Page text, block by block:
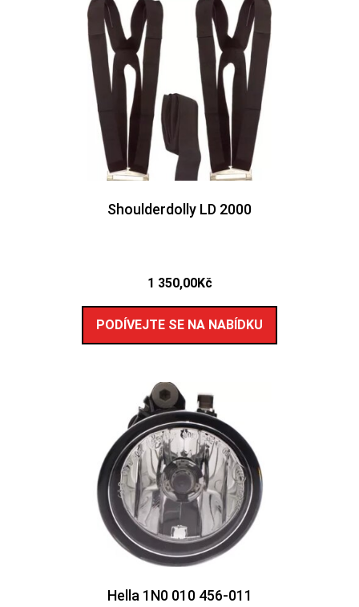
Shoulderdolly LD 2000
1 350,00Kč
PODÍVEJTE SE NA NABÍDKU
Hella 1N0 010 456-011